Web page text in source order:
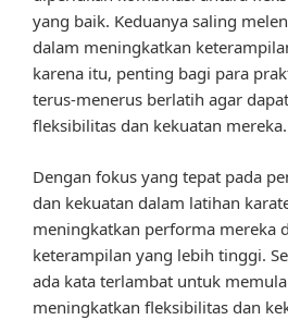
yang baik. Keduanya saling
dalam meningkatkan
karena itu, penting bagi para
terus-menerus berlatih agar
fleksibilitas dan kekuatan mereka.
Dengan fokus yang tepat pada
dan kekuatan dalam latihan
meningkatkan performa mereka
keterampilan yang lebih tinggi.
ada kata terlambat untuk
meningkatkan fleksibilitas dan